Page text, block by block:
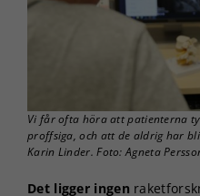
Vi får ofta höra att patienterna
proffsiga, och att de aldrig har
Karin Linder. Foto: Agneta
Det ligger ingen